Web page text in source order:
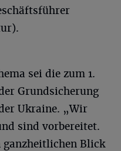
sei die zum 1.
Grundsicherung
Ukraine. „Wir
sind vorbereitet.
ganzheitlichen Blick